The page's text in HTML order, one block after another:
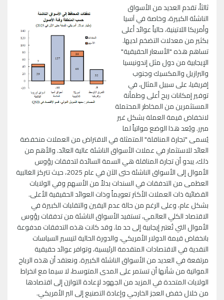
ثالثاً، تقدم العديد من الأسواق
الناشئة الكبيرة، وخاصة في آسيا
وأمريكا اللاتينية، حالياً عوائد أعلى
بكثير من معدلات التضخم لديها.
تساهم هذه "الأسعار الحقيقية"
الإيجابية من دول مثل إندونيسيا
والبرازيل والمكسيك وجنوب
إفريقيا، على سبيل المثال، في
توفير إمكانات ربح أعلى وطمأنة
المستثمرين من المخاطر المحتملة
لانخفاض قيمة العملة بشكل غير
مبرر. ويُعد هذا الوضع مواتياً لما
يُسمى "تجارة المناقلة" المتمثلة في الاقتراض من العملات منخفضة
العائد للاستثمار في عملات الأسواق الناشئة عالية العائد. والأهم من
ذلك، يبدو أن تجارة المناقلة هي السمة السائدة لتدفقات رؤوس
الأموال إلى الأسواق الناشئة حتى الآن في عام 2025، حيث تتركز الغالبية
العظمى من التدفقات في السندات بدلاً من الأسهم وفي الولايات
القضائية ذات العملات الأكثر تعويماً وذات العوائد الحقيقية الأعلى.
بشكل عام، وعلى الرغم من حالة عدم اليقين والتقلبات الكبيرة في
الاقتصاد الكلي العالمي، تستفيد الأسواق الناشئة من تدفقات رؤوس
الأموال التي تُعتبر إيجابية إلى حد ما. وقد كانت هذه التدفقات مدفوعة
بانخفاض قيمة الدولار الأمريكي، والدورة الحالية لتيسير السياسات
النقدية في الاقتصادات المتقدمة الرئيسية، وتوافر عوائد حقيقية
مرتفعة في العديد من الأسواق الناشئة الكبيرة. ونعتقد أن هذه الرياح
المواتية من شأنها أن تستمر على المدى المتوسط، لا سيما مع انخراط
الولايات المتحدة في المزيد من الجهود لإعادة التوازن إلى اقتصادها
من خلال خفض العجز الخارجي وإعادة التصنيع إلى البر الأمريكي.